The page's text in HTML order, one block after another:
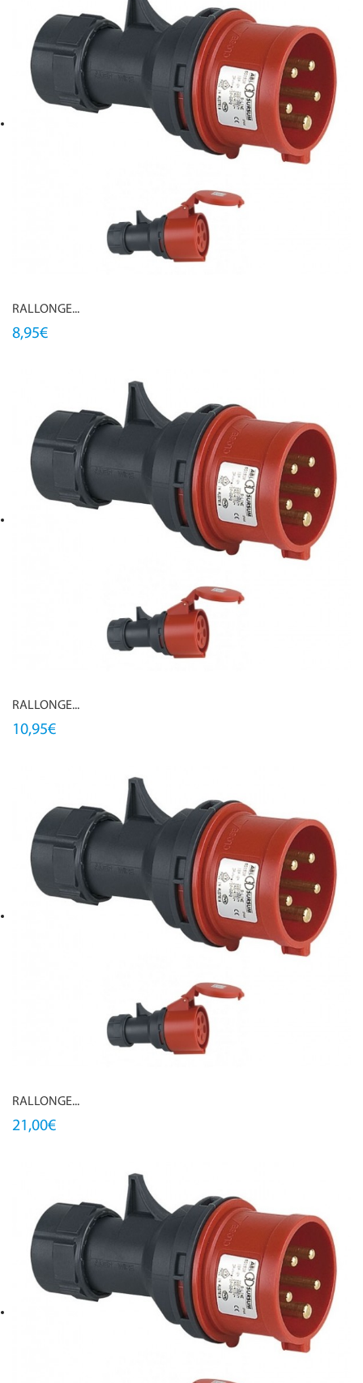
RALLONGE...
8,95€
RALLONGE...
10,95€
RALLONGE...
21,00€